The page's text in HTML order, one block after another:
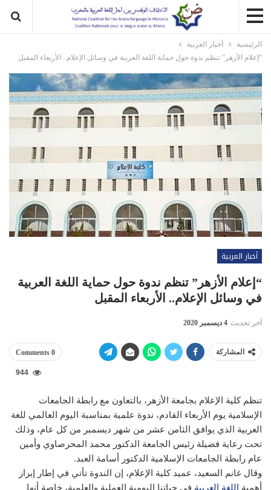
الرئيسية
أخبار العربية
“إعلام الأزهر” تنظم ندوة حول حماية اللغة العربية في وسائل الإعلام.. الأربعاء المقبل
أخبار العربية
“إعلام الأزهر” تنظم ندوة حول حماية اللغة العربية
في وسائل الإعلام.. الأربعاء المقبل
آخر تحديث 4 ديسمبر 2020
المشاركة 0 Comments
944
تنظم كلية الإعلام بجامعة الأزهر، بالتعاون مع رابطة الجامعات
الإسلامية يوم الأربعاء القادم، ندوة علمية بمناسبة اليوم العالمي للغة
العربية الذي يوافق الثامن عشر من شهر ديسمبر من كل عام، وذلك
تحت رعاية فضيلة رئيس الجامعة الدكتور محمد المحرصاوي وأمين
عام رابطة الجامعات الإسلامية الدكتور أسامة العبد.
وقال غانم السعيد، عميد كلية الإعلام، إن الندوة تأتي في إطار إبراز
أهمية
اللغة العربية في حياتنا اليومية العملية والعلمية، خاصة أنها